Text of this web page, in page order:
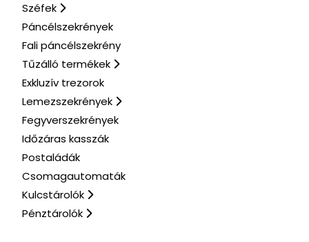
Széfek
Páncélszekrények
Fali páncélszekrény
Tűzálló termékek
Exkluzív trezorok
Lemezszekrények
Fegyverszekrények
Időzáras kasszák
Postaládák
Csomagautomaták
Kulcstárolók
Pénztárolók